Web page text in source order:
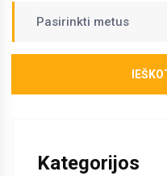
Pasirinkti metus
Kategorijos